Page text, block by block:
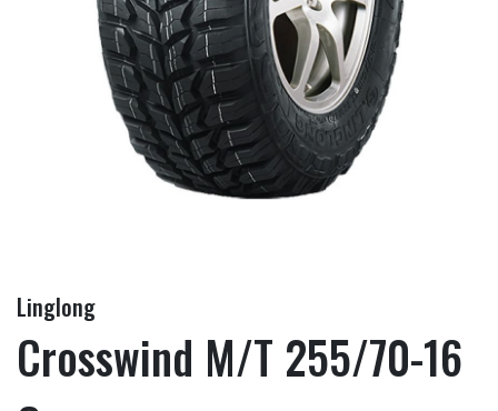
Linglong
Crosswind M/T 255/70-16